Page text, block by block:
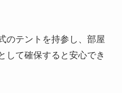
のテントを持参し、部屋
して確保すると安心でき